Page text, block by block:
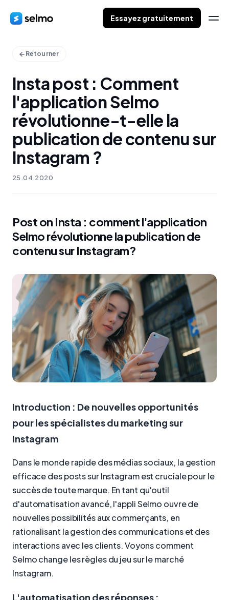
Essayez gratuitement
Retourner
Insta post : Comment
l'application Selmo
révolutionne-t-elle la
publication de contenu sur
Instagram ?
25.04.2020
Post on Insta : comment l'application
Selmo révolutionne la publication de
contenu sur Instagram?
Introduction : De nouvelles opportunités
pour les spécialistes du marketing sur
Instagram
Dans le monde rapide des médias sociaux, la gestion
efficace des posts sur Instagram est cruciale pour le
succès de toute marque. En tant qu'outil
d'automatisation avancé, l'appli Selmo ouvre de
nouvelles possibilités aux commerçants, en
rationalisant la gestion des communications et des
interactions avec les clients. Voyons comment
Selmo change les règles du jeu sur le marché
Instagram.
L'automatisation des réponses :